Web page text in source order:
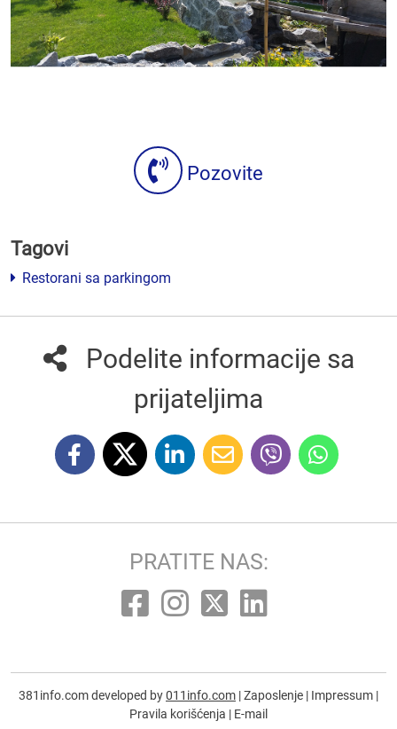
Pozovite
Tagovi
Restorani sa parkingom
Podelite informacije sa
prijateljima
PRATITE NAS:
381info.com developed by011info.com |Zaposlenje | Impressum |
Pravila korišćenja | E-mail